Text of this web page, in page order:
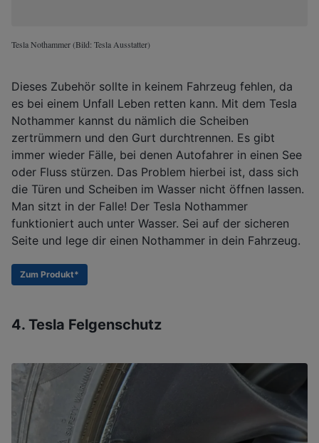
Tesla Nothammer (Bild: Tesla Ausstatter)
Dieses Zubehör sollte in keinem Fahrzeug fehlen, da
es bei einem Unfall Leben retten kann. Mit dem Tesla
Nothammer kannst du nämlich die Scheiben
zertrümmern und den Gurt durchtrennen. Es gibt
immer wieder Fälle, bei denen Autofahrer in einen See
oder Fluss stürzen. Das Problem hierbei ist, dass sich
die Türen und Scheiben im Wasser nicht öffnen lassen.
Man sitzt in der Falle! Der Tesla Nothammer
funktioniert auch unter Wasser. Sei auf der sicheren
Seite und lege dir einen Nothammer in dein Fahrzeug.
Zum Produkt*
4. Tesla Felgenschutz